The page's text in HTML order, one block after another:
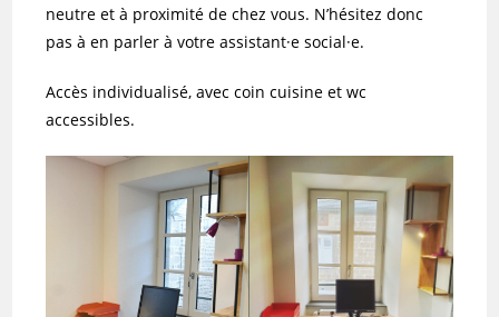
neutre et à proximité de chez vous. N’hésitez donc
pas à en parler à votre assistant·e social·e.
Accès individualisé, avec coin cuisine et wc
accessibles.